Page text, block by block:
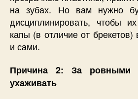
на зубах. Но вам нужно
дисциплинировать, чтобы
капы (в отличие от
и сами.
Причина 2: За ровными
ухаживать